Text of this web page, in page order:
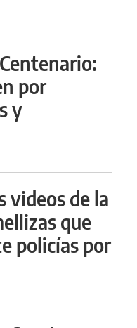
por
y
videos de la
que
policías por